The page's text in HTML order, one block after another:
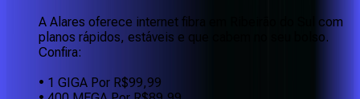
A Alares oferece internet fibra em Ribeirão do Sul com
planos rápidos, estáveis e que cabem no seu bolso.
Confira:
• 1 GIGA Por R$99,99